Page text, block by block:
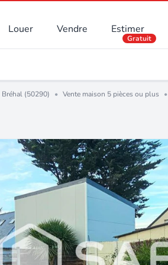
Louer Vendre Estimer
Gratuit
Bréhal (50290) • Vente maison 5 pièces ou plus •